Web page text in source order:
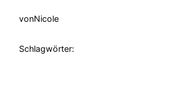
vonNicole
Schlagwörter: